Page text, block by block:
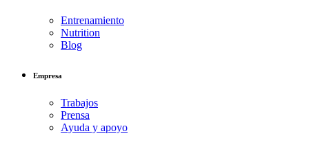
Entrenamiento
Nutrition
Blog
Empresa
Trabajos
Prensa
Ayuda y apoyo